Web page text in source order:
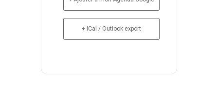
+ iCal / Outlook export